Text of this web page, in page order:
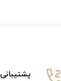
پشتیبانی 24 ساعته